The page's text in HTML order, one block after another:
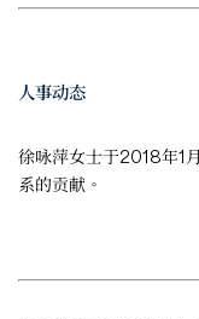
人事动态
徐咏萍女士于2018年1
系的贡献。